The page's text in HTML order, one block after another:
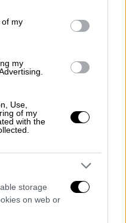
in below Google
of my
my
Use,
of my
with the
storage
on web or
ότι σύντομα
εισιτήρια για τη
της υγείας του.
πως η
τουΜάριου
για την
Δημοτικό Θέατρο
λόγω ατυχήματος